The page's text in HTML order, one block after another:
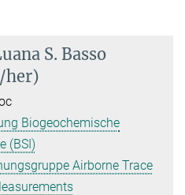
S. Basso
her)
Biogeochemische
(BSI)
Airborne Trace